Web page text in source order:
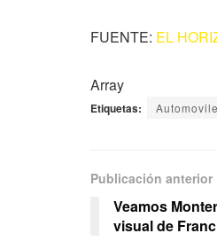
FUENTE: EL
Array
Etiquetas:
Publicación anterior
Veamos
visual de